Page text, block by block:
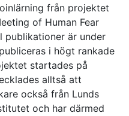
från projektet
of Human Fear
är under
i högt rankade
startades på
alltså att
också från Lunds
och har därmed